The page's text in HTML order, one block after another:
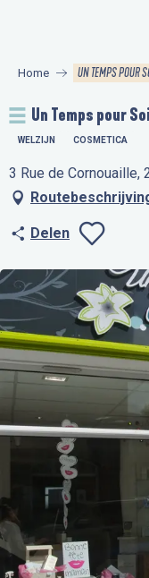
principal
Home UN TEMPS POUR
Un Temps pour Soi
WELZIJN COSMETICA
3 Rue de Cornouaille,
Delen